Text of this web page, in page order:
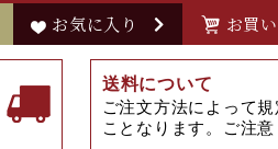
お気に入り お買
送料について
ご注文方法によって
ことなります。ご注意